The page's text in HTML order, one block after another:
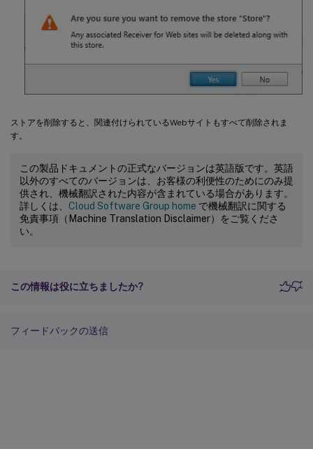
ストアを削除すると、関連付けられているWebサイトもすべて削除されま
す。
この製品ドキュメントの正式なバージョンは英語版です。英語
以外のすべてのバージョンは、お客様の利便性のためにのみ提
供され、機械翻訳された内容が含まれている場合があります。
詳しくは、 Cloud Software Group home で機械翻訳に関する
免責事項（Machine Translation Disclaimer）をご覧くださ
い。
この情報は役に立ちましたか?
フィードバックの送信